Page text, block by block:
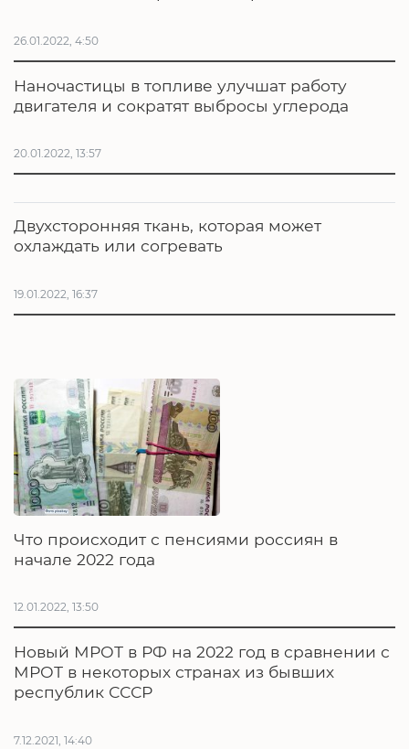
26.01.2022, 4:50
Наночастицы в топливе улучшат работу
двигателя и сократят выбросы углерода
20.01.2022, 13:57
Двухсторонняя ткань, которая может
охлаждать или согревать
19.01.2022, 16:37
Что происходит с пенсиями россиян в
начале 2022 года
12.01.2022, 13:50
Новый МРОТ в РФ на 2022 год в сравнении с
МРОТ в некоторых странах из бывших
республик СССР
7.12.2021, 14:40